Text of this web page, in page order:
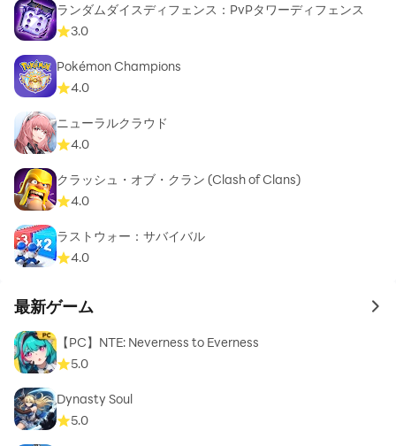
ランダムダイスディフェンス：PvPタワーディフェンス
3.0
Pokémon Champions
4.0
ニューラルクラウド
4.0
クラッシュ・オブ・クラン (Clash of Clans)
4.0
ラストウォー：サバイバル
4.0
最新ゲーム to
【PC】NTE: Neverness to Everness
5.0
Dynasty Soul
5.0